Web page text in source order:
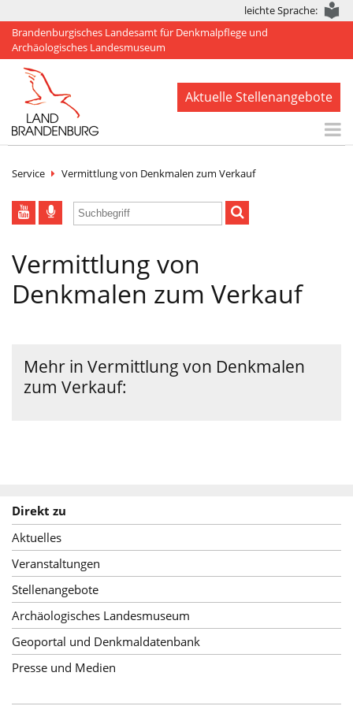
leichte Sprache:
Brandenburgisches Landesamt für Denkmalpflege und
Archäologisches Landesmuseum
Aktuelle Stellenangebote
BLDAM
Arbeitsbereiche
Denkmale
Service Vermittlung von Denkmalen zum Verkauf
Vermittlung von
Denkmalen zum Verkauf
Mehr in Vermittlung von Denkmalen
zum Verkauf:
Direkt zu
Aktuelles
Veranstaltungen
Stellenangebote
Archäologisches Landesmuseum
Geoportal und Denkmaldatenbank
Presse und Medien